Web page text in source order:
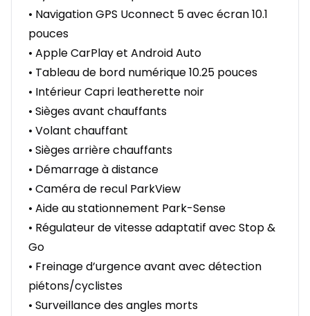
• Navigation GPS Uconnect 5 avec écran 10.1
pouces
• Apple CarPlay et Android Auto
• Tableau de bord numérique 10.25 pouces
• Intérieur Capri leatherette noir
• Sièges avant chauffants
• Volant chauffant
• Sièges arrière chauffants
• Démarrage à distance
• Caméra de recul ParkView
• Aide au stationnement Park-Sense
• Régulateur de vitesse adaptatif avec Stop &
Go
• Freinage d’urgence avant avec détection
piétons/cyclistes
• Surveillance des angles morts